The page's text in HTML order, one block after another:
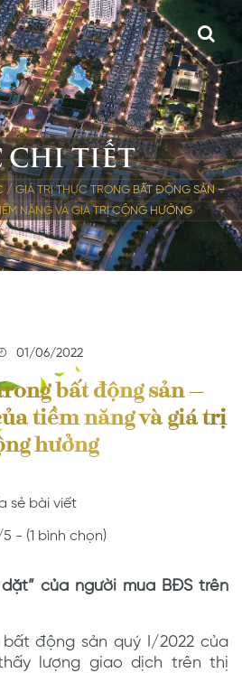
CHI TIẾT
/GIÁ TRỊ THỰC TRONG BẤT ĐỘNG SẢN –
NĂNG VÀ GIÁ TRỊ CỘNG HƯỞNG
01/06/2022
bất động sản –
tiềm năng và giá trị
hưởng
sẻ bài viết
- (1 bình chọn)
của người mua BĐS trên
động sản quý I/2022 của
lượng giao dịch trên thị